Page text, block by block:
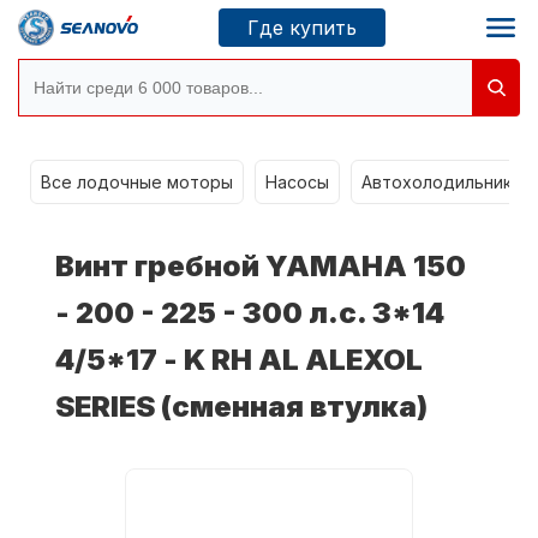
Где купить
Новосибирск
Сервисные центры
Моторы SEANOVO
Моторы CONDOR
Все лодочные моторы Насосы Автохолодильники
Винт гребной YAMAHA 150
- 200 - 225 - 300 л.с. 3*14
4/5*17 - K RH AL ALEXOL
SERIES (сменная втулка)